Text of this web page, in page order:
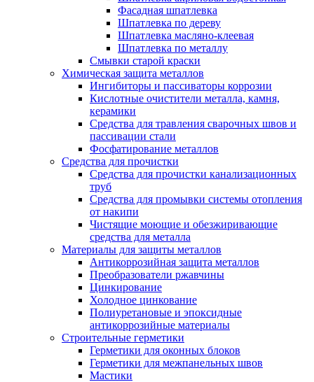
Фасадная шпатлевка
Шпатлевка по дереву
Шпатлевка масляно-клеевая
Шпатлевка по металлу
Смывки старой краски
Химическая защита металлов
Ингибиторы и пассиваторы коррозии
Кислотные очистители металла, камня,
керамики
Средства для травления сварочных швов и
пассивации стали
Фосфатирование металлов
Средства для прочистки
Средства для прочистки канализационных
труб
Средства для промывки системы отопления
от накипи
Чистящие моющие и обезжиривающие
средства для металла
Материалы для защиты металлов
Антикоррозийная защита металлов
Преобразователи ржавчины
Цинкирование
Холодное цинкование
Полиуретановые и эпоксидные
антикоррозийные материалы
Строительные герметики
Герметики для оконных блоков
Герметики для межпанельных швов
Мастики